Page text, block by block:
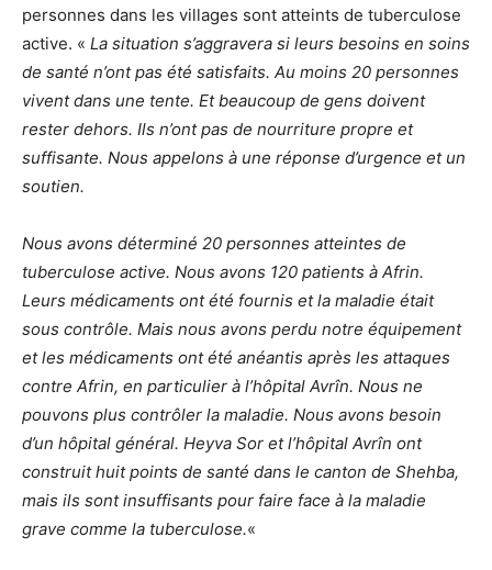
personnes dans les villages sont atteints de tuberculose
active. « La situation s’aggravera si leurs besoins en soins
de santé n’ont pas été satisfaits. Au moins 20 personnes
vivent dans une tente. Et beaucoup de gens doivent
rester dehors. Ils n’ont pas de nourriture propre et
suffisante. Nous appelons à une réponse d’urgence et un
soutien.
Nous avons déterminé 20 personnes atteintes de
tuberculose active. Nous avons 120 patients à Afrin.
Leurs médicaments ont été fournis et la maladie était
sous contrôle. Mais nous avons perdu notre équipement
et les médicaments ont été anéantis après les attaques
contre Afrin, en particulier à l’hôpital Avrîn. Nous ne
pouvons plus contrôler la maladie. Nous avons besoin
d’un hôpital général. Heyva Sor et l’hôpital Avrîn ont
construit huit points de santé dans le canton de Shehba,
mais ils sont insuffisants pour faire face à la maladie
grave comme la tuberculose.«